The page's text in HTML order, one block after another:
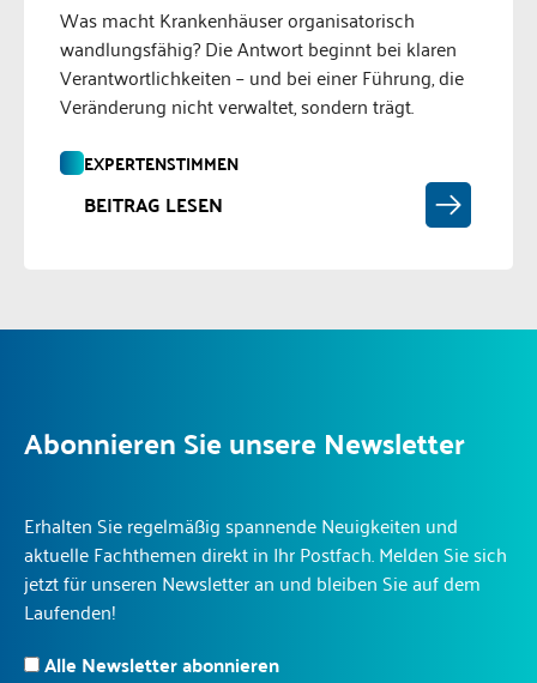
Was macht Krankenhäuser organisatorisch
wandlungsfähig? Die Antwort beginnt bei klaren
Verantwortlichkeiten – und bei einer Führung, die
Veränderung nicht verwaltet, sondern trägt.
EXPERTENSTIMMEN
BEITRAG LESEN
Abonnieren Sie unsere Newsletter
Erhalten Sie regelmäßig spannende Neuigkeiten und
aktuelle Fachthemen direkt in Ihr Postfach. Melden Sie sich
jetzt für unseren Newsletter an und bleiben Sie auf dem
Laufenden!
Alle Newsletter abonnieren